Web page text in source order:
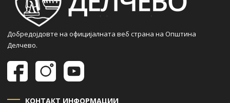
Добредојдовте на официјалната веб страна на Општина
Делчево.
КОНТАКТ ИНФОРМАЦИИ